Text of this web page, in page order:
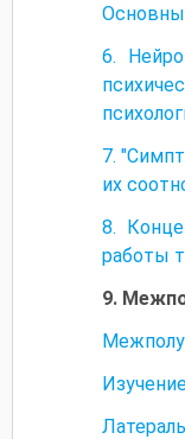
6.
7.
их
8.
работы
9.